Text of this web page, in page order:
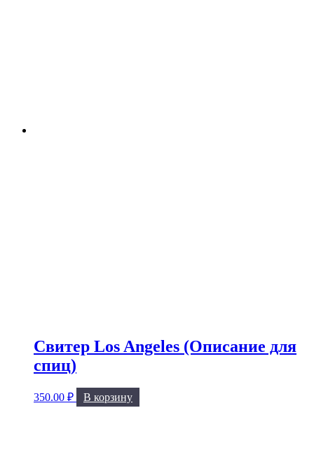
Свитер Los Angeles (Описание для
спиц)
350.00 ₽ В корзину